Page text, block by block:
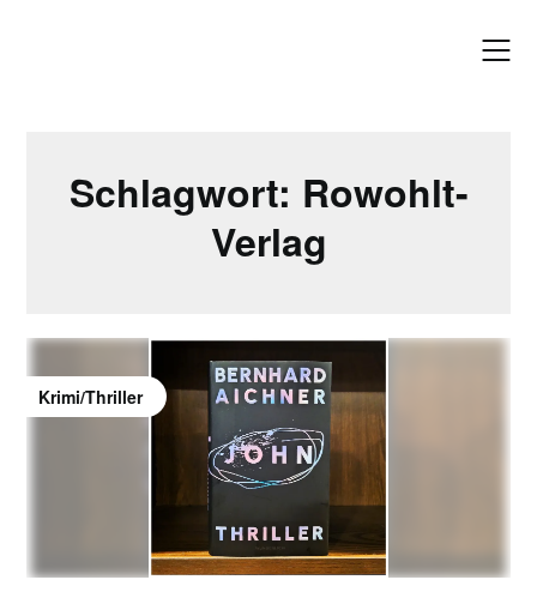
Schlagwort: Rowohlt-
Verlag
Krimi/Thriller